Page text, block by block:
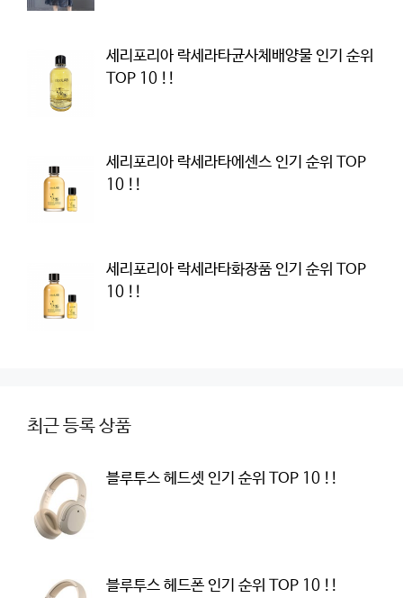
세리포리아 락세라타균사체배양물 인기 순위
TOP 10 !!
세리포리아 락세라타에센스 인기 순위 TOP
10 !!
세리포리아 락세라타화장품 인기 순위 TOP
10 !!
최근 등록 상품
블루투스 헤드셋 인기 순위 TOP 10 !!
블루투스 헤드폰 인기 순위 TOP 10 !!